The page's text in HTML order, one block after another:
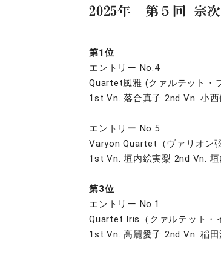
2025年 第５回 宗次
第1位
エントリー No.4
Quartet風雅 (クァルテット・
1st Vn. 落合真子 2nd Vn. 小
エントリー No.5
Varyon Quartet（ヴァリオン
1st Vn. 垣内絵実梨 2nd Vn.
第3位
エントリー No.1
Quartet Iris（クァルテット・
1st Vn. 高麗愛子 2nd Vn. 稲